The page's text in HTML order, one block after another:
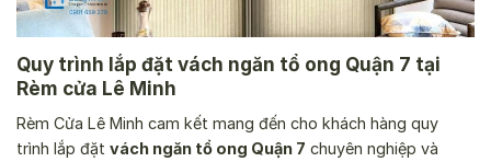
Quy trình lắp đặt vách ngăn tổ ong Quận 7 tại
Rèm cửa Lê Minh
Rèm Cửa Lê Minh cam kết mang đến cho khách hàng quy
trình lắp đặt vách ngăn tổ ong Quận 7 chuyên nghiệp và